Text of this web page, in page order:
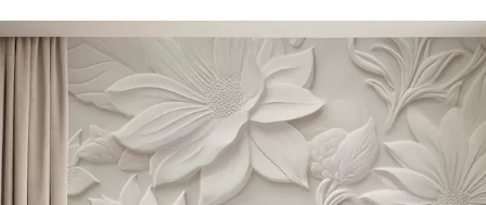
Materiais disponíveis
Standard
.0027 .00€/m²